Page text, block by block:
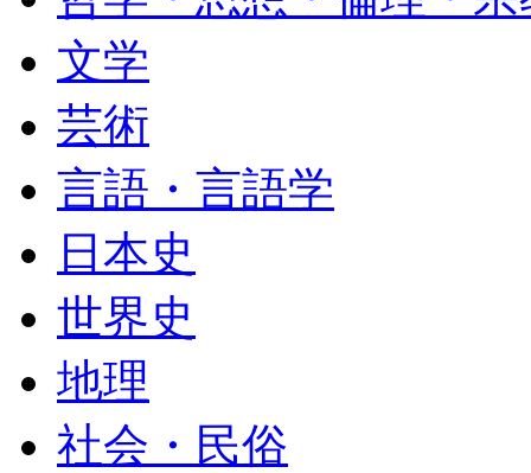
文学
芸術
言語・言語学
日本史
世界史
地理
社会・民俗